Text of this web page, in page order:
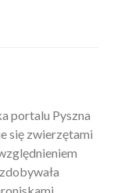
portalu Pyszna
się zwierzętami